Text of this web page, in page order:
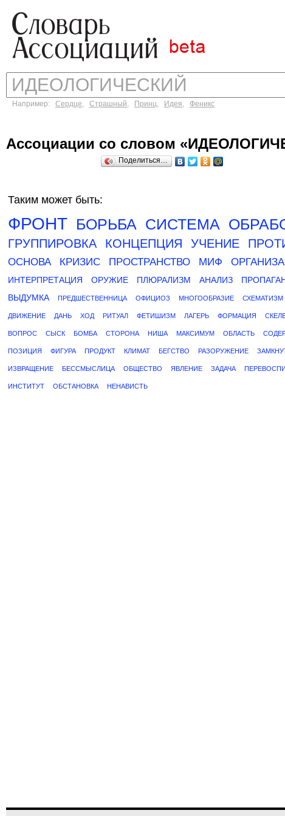
Например: Сердце, Страшный, Принц, Идея, Феникс
Ассоциации со словом
Поделиться…
Таким может быть:
ФРОНТ БОРЬБА СИСТЕМА
ГРУППИРОВКА КОНЦЕПЦИЯ УЧЕНИЕ
ОСНОВА
КРИЗИС ПРОСТРАНСТВО МИФ
ИНТЕРПРЕТАЦИЯ
ОРУЖИЕ ПЛЮРАЛИЗМ АНАЛИЗ
ВЫДУМКА
ПРЕДШЕСТВЕННИЦА ОФИЦИОЗ МНОГООБРАЗИЕ СХЕМАТИЗМ
ДВИЖЕНИЕ ДАНЬ ХОД РИТУАЛ ФЕТИШИЗМ ЛАГЕРЬ ФОРМАЦИЯ
ВОПРОС СЫСК БОМБА СТОРОНА НИША МАКСИМУМ ОБЛАСТЬ
ПОЗИЦИЯ ФИГУРА ПРОДУКТ КЛИМАТ БЕГСТВО РАЗОРУЖЕНИЕ
ИЗВРАЩЕНИЕ БЕССМЫСЛИЦА ОБЩЕСТВО ЯВЛЕНИЕ ЗАДАЧА
ИНСТИТУТ ОБСТАНОВКА НЕНАВИСТЬ